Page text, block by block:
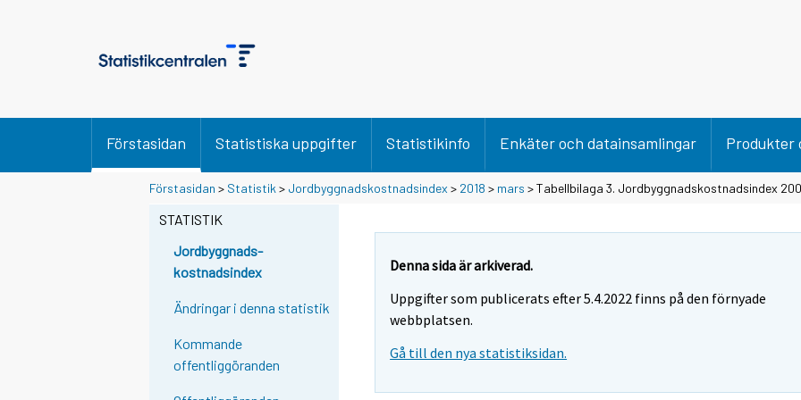
Förstasidan Statistiska uppgifter Statistikinfo Enkäter och datainsamlingar Produkter
Förstasidan > Statistik > Jordbyggnadskostnadsindex > 2018 > mars > Tabellbilaga 3. Jordbyggnadskostnadsindex
STATISTIK
Jordbyggnads-
kostnadsindex
Ändringar i denna statistik
Kommande
offentliggöranden
Denna sida är arkiverad.
Uppgifter som publicerats efter 5.4.2022 finns på den förnyade
webbplatsen.
Gå till den nya statistiksidan.